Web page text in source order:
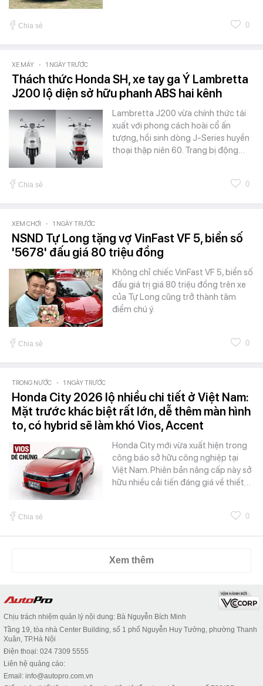
Chia sẻ 0
XE MÁY - 1 NGÀY TRƯỚC
Thách thức Honda SH, xe tay ga Ý Lambretta
J200 lộ diện sở hữu phanh ABS hai kênh
Lambretta J200 vừa chính thức tái
xuất với phong cách hoài cổ ấn
tượng, hồi sinh dòng J-Series huyền
thoại thập niên 60. Trang bị động…
Chia sẻ 0
XEM CHƠI - 1 NGÀY TRƯỚC
NSND Tự Long tặng vợ VinFast VF 5, biển số
'5678' đấu giá 80 triệu đồng
Không chỉ chiếc VinFast VF 5, biển số
đấu giá trị giá 80 triệu đồng trên xe
của Tự Long cũng trở thành tâm
điểm chú ý.
Chia sẻ 0
TRONG NƯỚC - 1 NGÀY TRƯỚC
Honda City 2026 lộ nhiều chi tiết ở Việt Nam:
Mặt trước khác biệt rất lớn, dễ thêm màn hình
to, có hybrid sẽ làm khó Vios, Accent
Honda City mới vừa xuất hiện trong
công báo sở hữu công nghiệp tại
Việt Nam. Phiên bản nâng cấp này sở
hữu nhiều cải tiến đáng giá về thiết…
Chia sẻ 0
Xem thêm
Chịu trách nhiệm quản lý nội dung: Bà Nguyễn Bích Minh
Tầng 19, tòa nhà Center Building, số 1 phố Nguyễn Huy Tưởng, phường Thanh
Xuân, TP.Hà Nội
Điện thoại: 024 7309 5555
Liên hệ quảng cáo:
Email: info@autopro.com.vn